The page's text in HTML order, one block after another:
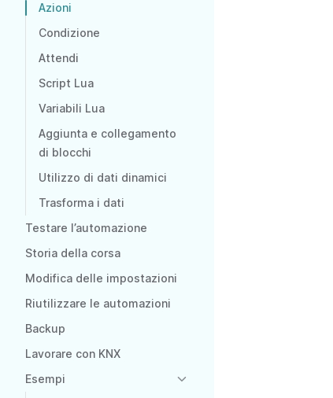
Azioni
Condizione
Attendi
Script Lua
Variabili Lua
Aggiunta e collegamento
di blocchi
Utilizzo di dati dinamici
Trasforma i dati
Testare l’automazione
Storia della corsa
Modifica delle impostazioni
Riutilizzare le automazioni
Backup
Lavorare con KNX
Esempi